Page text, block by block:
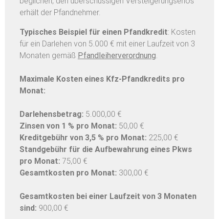
erhält der Pfandnehmer.
Typisches Beispiel für einen Pfandkredit: Kosten
für ein Darlehen von 5.000 € mit einer Laufzeit von 3
Monaten gemäß Pfandleiherverordnung.
Maximale Kosten eines Kfz-Pfandkredits pro
Monat:
Darlehensbetrag: 5.000,00 €
Zinsen von 1 % pro Monat: 50,00 €
Kreditgebühr von 3,5 % pro Monat: 225,00 €
Standgebühr für die Aufbewahrung eines Pkws
pro Monat: 75,00 €
Gesamtkosten pro Monat: 300,00 €
Gesamtkosten bei einer Laufzeit von 3 Monaten
sind: 900,00 €